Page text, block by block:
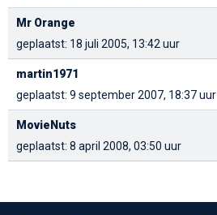
Mr Orange
geplaatst: 18 juli 2005, 13:42 uur
martin1971
geplaatst: 9 september 2007, 18:37 uur
MovieNuts
geplaatst: 8 april 2008, 03:50 uur